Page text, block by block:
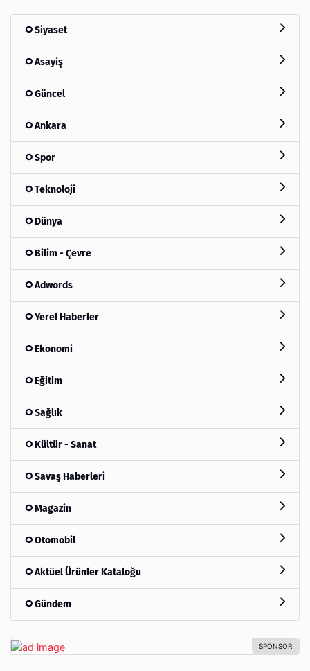
Siyaset
Asayiş
Güncel
Ankara
Spor
Teknoloji
Dünya
Bilim - Çevre
Adwords
Yerel Haberler
Ekonomi
Eğitim
Sağlık
Kültür - Sanat
Savaş Haberleri
Magazin
Otomobil
Aktüel Ürünler Kataloğu
Gündem